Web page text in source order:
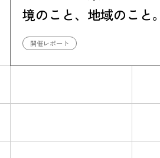
境のこと、地域のこと
開催レポート